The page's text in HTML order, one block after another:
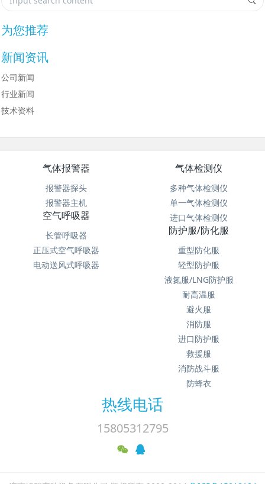
为您推荐
新闻资讯
公司新闻
行业新闻
技术资料
气体报警器
报警器探头
报警器主机
气体检测仪
多种气体检测仪
单一气体检测仪
进口气体检测仪
空气呼吸器
长管呼吸器
正压式空气呼吸器
电动送风式呼吸器
防护服/防化服
重型防化服
轻型防护服
液氮服/LNG防护服
耐高温服
避火服
消防服
进口防护服
救援服
消防战斗服
防蜂衣
热线电话
15805312795